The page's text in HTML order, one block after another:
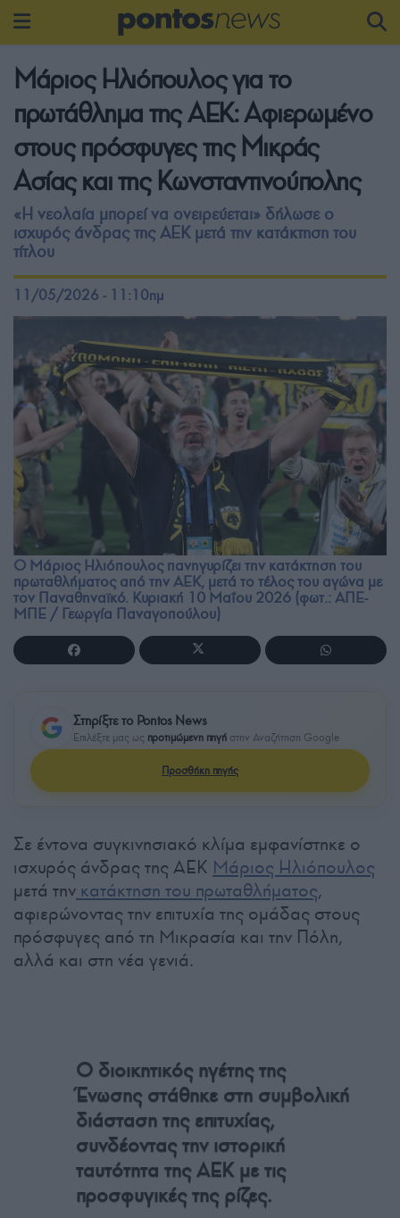
Μάριος Ηλιόπουλος για το
πρωτάθλημα της ΑΕΚ: Αφιερωμένο
στους πρόσφυγες της Μικράς
Ασίας και της Κωνσταντινούπολης
«Η νεολαία μπορεί να ονειρεύεται» δήλωσε ο
ισχυρός άνδρας της ΑΕΚ μετά την κατάκτηση του
τίτλου
11/05/2026 - 11:10πμ
Ο Μάριος Ηλιόπουλος πανηγυρίζει την κατάκτηση του
πρωταθλήματος από την ΑΕΚ, μετά το τέλος του αγώνα με
τον Παναθηναϊκό. Κυριακή 10 Μαΐου 2026 (φωτ.: ΑΠΕ-
ΜΠΕ / Γεωργία Παναγοπούλου)
Στηρίξτε το Pontos News
Επιλέξτε μας ως προτιμώμενη πηγή στην Αναζήτηση Google
Προσθήκη πηγής
Σε έντονα συγκινησιακό κλίμα εμφανίστηκε ο
ισχυρός άνδρας της AEK Μάριος Ηλιόπουλος
μετά την κατάκτηση του πρωταθλήματος,
αφιερώνοντας την επιτυχία της ομάδας στους
πρόσφυγες από τη Μικρασία και την Πόλη,
αλλά και στη νέα γενιά.
Ο διοικητικός ηγέτης της
Ένωσης στάθηκε στη συμβολική
διάσταση της επιτυχίας,
συνδέοντας την ιστορική
ταυτότητα της ΑΕΚ με τις
προσφυγικές της ρίζες.